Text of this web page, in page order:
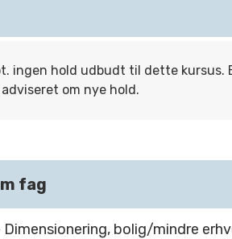
ingen hold udbudt til dette
om nye hold.
fag
Dimensionering, bolig/mindre